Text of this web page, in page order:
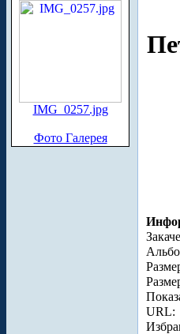
IMG_0257.jpg
Фото Галерея
URL: